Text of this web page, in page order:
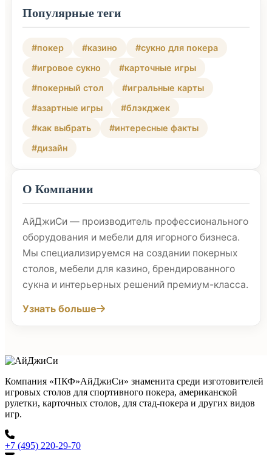
Популярные теги
#покер #казино
#сукно для покера
#игровое сукно
#карточные игры
#покерный стол
#игральные карты
#азартные игры
#блэкджек
#как выбрать
#интересные факты
#дизайн
О Компании
АйДжиСи — производитель профессионального
оборудования и мебели для игорного бизнеса.
Мы специализируемся на создании покерных
столов, мебели для казино, брендированного
сукна и интерьерных решений премиум-класса.
Узнать больше
Компания «ПКФ»АйДжиСи» знаменита среди изготовителей
игровых столов для спортивного покера, американской
рулетки, карточных столов, для стад-покера и других видов
игр.
+7 (495) 220-29-70